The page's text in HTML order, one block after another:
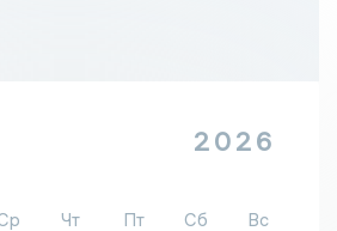
2026
Чт Пт Сб
Вс